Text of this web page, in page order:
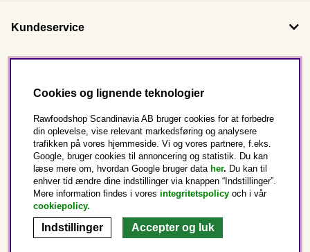
Kundeservice
Dette er Rawfoodshop
Danmark
Cookies og lignende teknologier
Rawfoodshop Scandinavia AB bruger cookies for at forbedre
din oplevelse, vise relevant markedsføring og analysere
trafikken på vores hjemmeside. Vi og vores partnere, f.eks.
Google, bruger cookies til annoncering og statistik. Du kan
læse mere om, hvordan Google bruger data her. Du kan til
enhver tid ændre dine indstillinger via knappen “Indstillinger”.
Mere information findes i vores integritetspolicy och i vår
cookiepolicy.
Indstillinger Accepter og luk